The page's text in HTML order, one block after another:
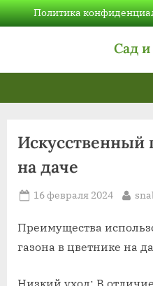
Skip
to
Политика
Сад и
Искусственный
на даче
Posted
16 февраля 2024 By
Преимущества
газона в цветнике на